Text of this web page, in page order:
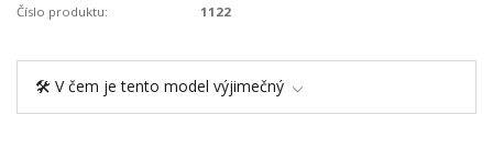
Číslo produktu: 1122
🛠️ V čem je tento model výjimečný